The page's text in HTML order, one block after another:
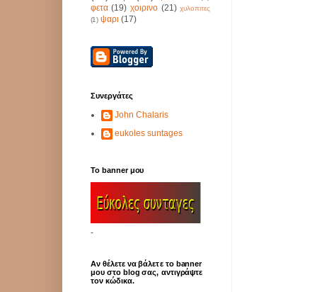
φετα (19) χοιρινο (21) χυλοπιτες
(1) ψαρι (17)
Συνεργάτες
John Chalaris
eukoles suntages
Το banner μου
-
Αν θέλετε να βάλετε το banner
μου στο blog σας, αντιγράψτε
τον κώδικα.